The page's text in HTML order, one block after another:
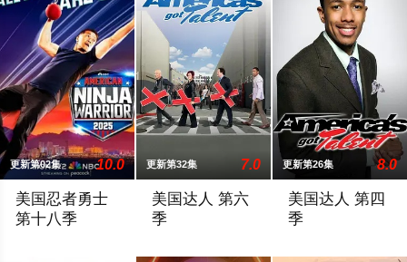
更新第02集 10.0
美国忍者勇士
第十八季
更新第32集 7.0
美国达人 第六
季
更新第26集 8.0
美国达人 第四
季